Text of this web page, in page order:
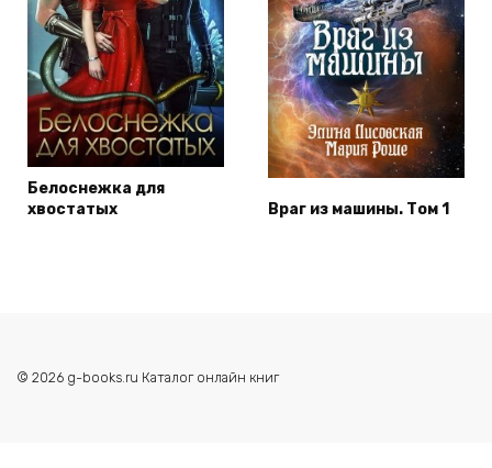
Белоснежка для
хвостатых
Враг из машины. Том 1
© 2026 g-books.ru Каталог онлайн книг